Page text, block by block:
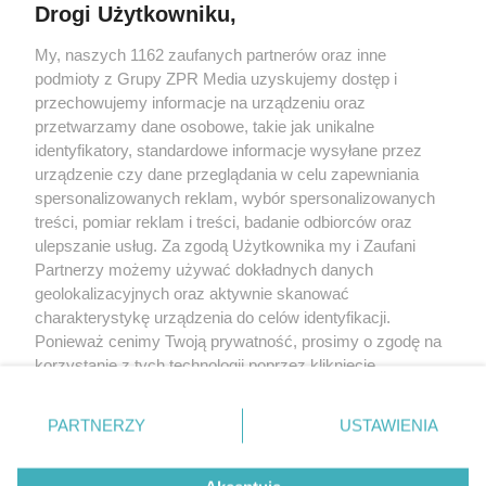
Żaden utwór zamieszczony w serwisie nie może być powielany i
rozpowszechniany lub dalej rozpowszechniany w jakikolwiek sposób (w
tym także elektroniczny lub mechaniczny) na jakimkolwiek polu
eksploatacji w jakiejkolwiek formie, włącznie z umieszczaniem w
Internecie bez pisemnej zgody właściciela praw. Jakiekolwiek użycie lub
wykorzystanie utworów w całości lub w części z naruszeniem prawa, tzn.
bez właściwej zgody, jest zabronione pod groźbą kary i może być ścigane
prawnie.
O nas
Informacje prawne
Nasze serwisy
© 2026 Grupa ZPR Media
Drogi Użytkowniku,
My, naszych 1162 zaufanych partnerów oraz inne
podmioty z Grupy ZPR Media uzyskujemy dostęp i
przechowujemy informacje na urządzeniu oraz
przetwarzamy dane osobowe, takie jak unikalne
identyfikatory, standardowe informacje wysyłane przez
urządzenie czy dane przeglądania w celu zapewniania
spersonalizowanych reklam, wybór spersonalizowanych
treści, pomiar reklam i treści, badanie odbiorców oraz
ulepszanie usług. Za zgodą Użytkownika my i Zaufani
Partnerzy możemy używać dokładnych danych
geolokalizacyjnych oraz aktywnie skanować
charakterystykę urządzenia do celów identyfikacji.
Ponieważ cenimy Twoją prywatność, prosimy o zgodę na
korzystanie z tych technologii poprzez kliknięcie
zmienić/wycofać klikając przycisk ustawień prywatności
znajdujący się w lewym dolnym rogu strony
rodzaje przetwarzania danych nie wymagają zgody
PARTNERZY USTAWIENIA